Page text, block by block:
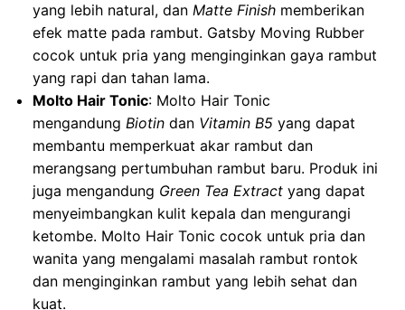
yang lebih natural, dan Matte Finish memberikan
efek matte pada rambut. Gatsby Moving Rubber
cocok untuk pria yang menginginkan gaya rambut
yang rapi dan tahan lama.
Molto Hair Tonic: Molto Hair Tonic
mengandung Biotin dan Vitamin B5 yang dapat
membantu memperkuat akar rambut dan
merangsang pertumbuhan rambut baru. Produk ini
juga mengandung Green Tea Extract yang dapat
menyeimbangkan kulit kepala dan mengurangi
ketombe. Molto Hair Tonic cocok untuk pria dan
wanita yang mengalami masalah rambut rontok
dan menginginkan rambut yang lebih sehat dan
kuat.